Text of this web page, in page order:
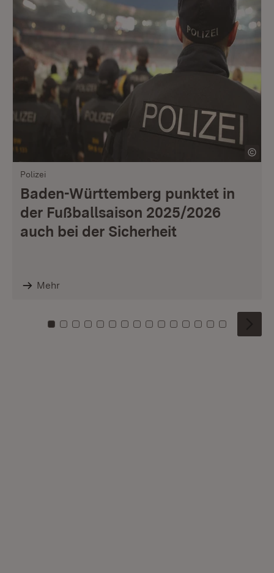
Polizei
Baden-Württemberg punktet in
der Fußballsaison 2025/2026
auch bei der Sicherheit
Mehr
Zu Kachel: 0
Zu Kachel: 1
Zu Kachel: 2
Zu Kachel: 3
Zu Kachel: 4
Zu Kachel: 5
Zu Kachel: 6
Zu Kachel: 7
Zu Kachel: 8
Zu Kachel: 9
Zu Kachel: 10
Zu Kachel: 11
Zu Kachel: 12
Zu Kachel:
Zu